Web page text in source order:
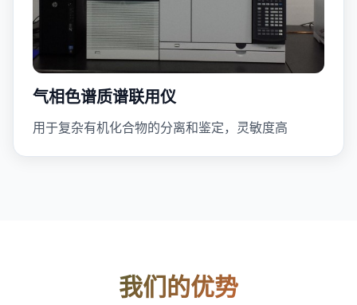
气相色谱质谱联用仪
用于复杂有机化合物的分离和鉴定，灵敏度高
我们的优势